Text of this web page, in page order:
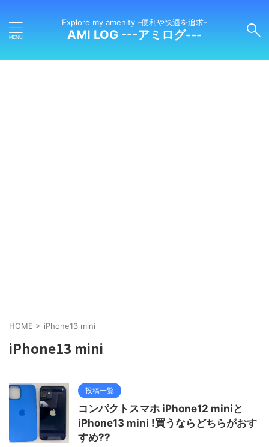
Explore my amenity -便利や快適を追求-
AMI LOG ---アミログ---
HOME > iPhone13 mini
iPhone13 mini
投稿一覧
コンパクトスマホ iPhone12 miniと
iPhone13 mini !買うならどちらがおす
すめ??